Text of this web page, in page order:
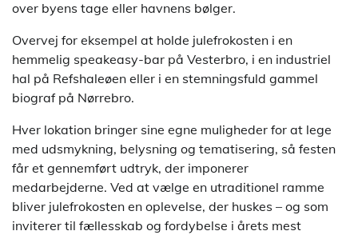
over byens tage eller havnens bølger.
Overvej for eksempel at holde julefrokosten i en
hemmelig speakeasy-bar på Vesterbro, i en industriel
hal på Refshaleøen eller i en stemningsfuld gammel
biograf på Nørrebro.
Hver lokation bringer sine egne muligheder for at lege
med udsmykning, belysning og tematisering, så festen
får et gennemført udtryk, der imponerer
medarbejderne. Ved at vælge en utraditionel ramme
bliver julefrokosten en oplevelse, der huskes – og som
inviterer til fællesskab og fordybelse i årets mest